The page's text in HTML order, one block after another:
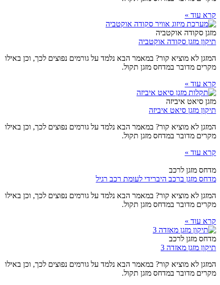
קרא עוד »
מזגן סקודה אוקטביה
תיקון מזגן סקודה אוקטביה
המזגן לא מוציא קור? במאמר הבא נלמד על גורמים נפוצים לכך, וכן באילו
מקרים מדובר במדחס מזגן תקול.
קרא עוד »
מזגן סיאט איביזה
תיקון מזגן סיאט איביזה
המזגן לא מוציא קור? במאמר הבא נלמד על גורמים נפוצים לכך, וכן באילו
מקרים מדובר במדחס מזגן תקול.
קרא עוד »
מדחס מזגן לרכב
מדחס מזגן ברכב היברידי לעומת רכב רגיל
המזגן לא מוציא קור? במאמר הבא נלמד על גורמים נפוצים לכך, וכן באילו
מקרים מדובר במדחס מזגן תקול.
קרא עוד »
מדחס מזגן לרכב
תיקון מזגן מאזדה 3
המזגן לא מוציא קור? במאמר הבא נלמד על גורמים נפוצים לכך, וכן באילו
מקרים מדובר במדחס מזגן תקול.